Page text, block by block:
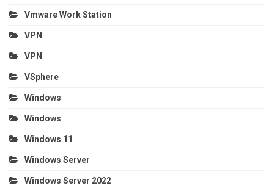
Vmware Work Station
VPN
VPN
VSphere
Windows
Windows
Windows 11
Windows Server
Windows Server 2022